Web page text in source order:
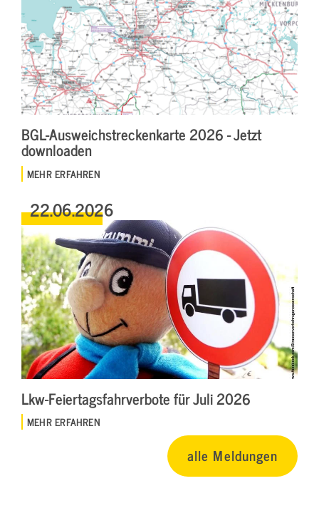
BGL-Ausweichstreckenkarte 2026 - Jetzt
downloaden
MEHR ERFAHREN
22.06.2026
Lkw-Feiertagsfahrverbote für Juli 2026
MEHR ERFAHREN
alle Meldungen